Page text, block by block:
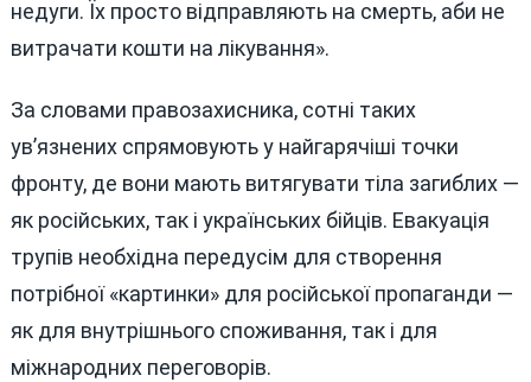
недуги. Їх просто відправляють на смерть, аби не
витрачати кошти на лікування».
За словами правозахисника, сотні таких
ув’язнених спрямовують у найгарячіші точки
фронту, де вони мають витягувати тіла загиблих —
як російських, так і українських бійців. Евакуація
трупів необхідна передусім для створення
потрібної «картинки» для російської пропаганди —
як для внутрішнього споживання, так і для
міжнародних переговорів.